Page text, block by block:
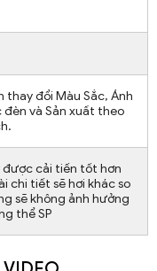
thay đổi Màu Sắc, Ánh
đèn và Sản xuất theo
được cải tiến tốt hơn
chi tiết sẽ hơi khác so
sẽ không ảnh hưởng
thể SP